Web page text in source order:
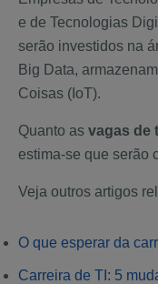
e de Tecnologias
serão investidos na
Big Data,
Coisas (IoT).
Quanto as vagas de
estima-se que serão
Veja outros artigos
O que esperar da
Carreira de TI: 5